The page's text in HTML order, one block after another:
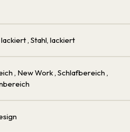
lackiert , Stahl, lackiert
, New Work , Schlafbereich ,